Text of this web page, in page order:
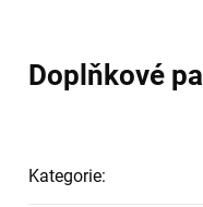
Doplňkové
Kategorie: